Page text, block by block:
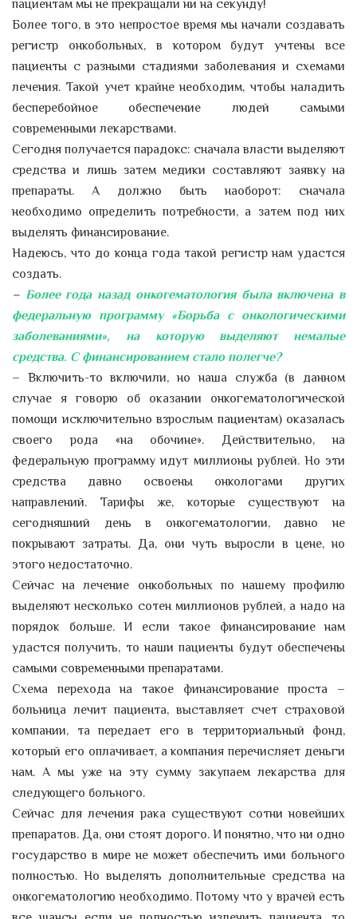
пациентам мы не прекращали ни на секунду!
Более того, в это непростое время мы начали создавать
регистр онкобольных, в котором будут учтены все
пациенты с разными стадиями заболевания и схемами
лечения. Такой учет крайне необходим, чтобы наладить
бесперебойное обеспечение людей самыми
современными лекарствами.
Сегодня получается парадокс: сначала власти выделяют
средства и лишь затем медики составляют заявку на
препараты. А должно быть наоборот: сначала
необходимо определить потребности, а затем под них
выделять финансирование.
Надеюсь, что до конца года такой регистр нам удастся
создать.
– Более года назад онкогематология была включена в
федеральную программу «Борьба с онкологическими
заболеваниями», на которую выделяют немалые
средства. С финансированием стало полегче?
– Включить-то включили, но наша служба (в данном
случае я говорю об оказании онкогематологической
помощи исключительно взрослым пациентам) оказалась
своего рода «на обочине». Действительно, на
федеральную программу идут миллионы рублей. Но эти
средства давно освоены онкологами других
направлений. Тарифы же, которые существуют на
сегодняшний день в онкогематологии, давно не
покрывают затраты. Да, они чуть выросли в цене, но
этого недостаточно.
Сейчас на лечение онкобольных по нашему профилю
выделяют несколько сотен миллионов рублей, а надо на
порядок больше. И если такое финансирование нам
удастся получить, то наши пациенты будут обеспечены
самыми современными препаратами.
Схема перехода на такое финансирование проста –
больница лечит пациента, выставляет счет страховой
компании, та передает его в территориальный фонд,
который его оплачивает, а компания перечисляет деньги
нам. А мы уже на эту сумму закупаем лекарства для
следующего больного.
Сейчас для лечения рака существуют сотни новейших
препаратов. Да, они стоят дорого. И понятно, что ни одно
государство в мире не может обеспечить ими больного
полностью. Но выделять дополнительные средства на
онкогематологию необходимо. Потому что у врачей есть